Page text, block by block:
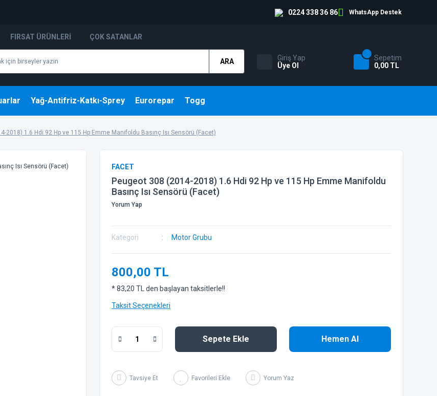
0224 338 36 86 WhatsApp Destek
FIRSAT ÜRÜNLERI ÇOK SATANLAR
ARA
Giriş Yap
Üye Ol
Sepetim
0,00 TL
Yağ-Antifriz-Katkı-Sprey Eurorepar Togg
2018) 1.6 Hdi 92 Hp ve 115 Hp Emme Manifoldu Basınç Isı Sensörü (Facet)
FACET
Peugeot 308 (2014-2018) 1.6 Hdi 92 Hp ve 115 Hp Emme Manifoldu
Basınç Isı Sensörü (Facet)
Yorum Yap
Kategori Motor Grubu
800,00 TL
* 83,20 TL den başlayan taksitlerle!!
Taksit Seçenekleri
Sepete Ekle Hemen Al
Tavsiye Et Yorum Yaz